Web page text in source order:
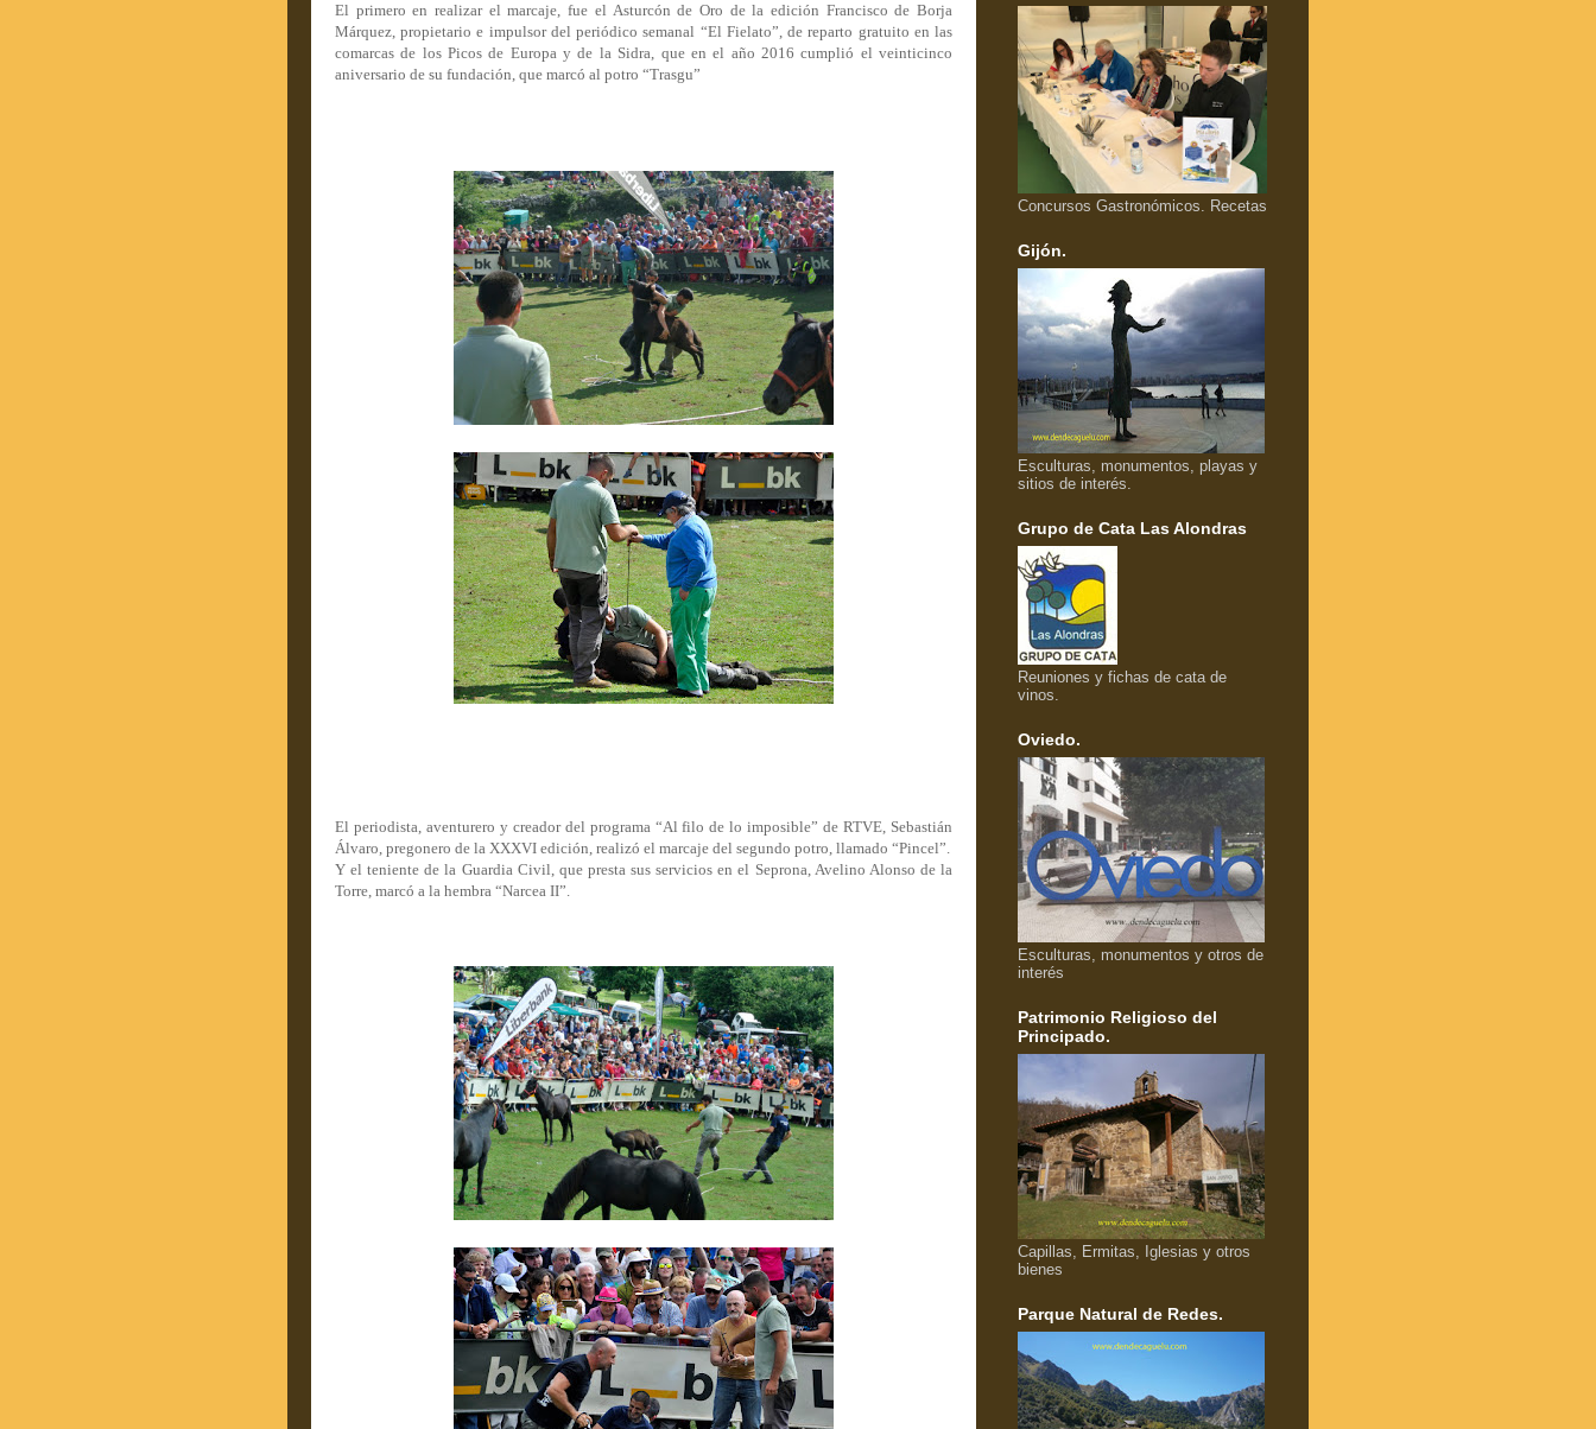
El primero en realizar el marcaje, fue el Asturcón de Oro de la edición Francisco de Borja
Márquez, propietario e impulsor del periódico semanal “El Fielato”, de reparto gratuito en las
comarcas de los Picos de Europa y de la Sidra, que en el año 2016 cumplió el veinticinco
aniversario de su fundación, que marcó al potro “Trasgu”
El periodista, aventurero y creador del programa “Al filo de lo imposible” de RTVE, Sebastián
Álvaro, pregonero de la XXXVI edición, realizó el marcaje del segundo potro, llamado “Pincel”.
Y el teniente de la Guardia Civil, que presta sus servicios en el Seprona, Avelino Alonso de la
Torre, marcó a la hembra “Narcea II”.
Concursos Gastronómicos. Recetas
Gijón.
Esculturas, monumentos, playas y
sitios de interés.
Grupo de Cata Las Alondras
Reuniones y fichas de cata de
vinos.
Oviedo.
Esculturas, monumentos y otros de
interés
Patrimonio Religioso del
Principado.
Capillas, Ermitas, Iglesias y otros
bienes
Parque Natural de Redes.